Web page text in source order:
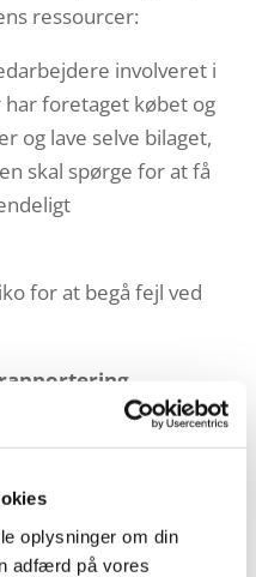
oplysninger om din
adfærd på vores
ressourcer:
involveret i
har foretaget købet og
og lave selve bilaget,
skal spørge for at få
for at begå fejl ved
tidskrævende og
nem og